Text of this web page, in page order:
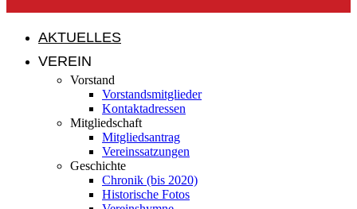
AKTUELLES
VEREIN
Vorstand
Vorstandsmitglieder
Kontaktadressen
Mitgliedschaft
Mitgliedsantrag
Vereinssatzungen
Geschichte
Chronik (bis 2020)
Historische Fotos